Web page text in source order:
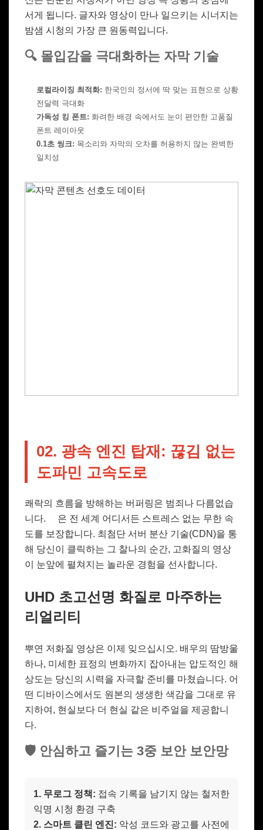
서게 됩니다. 글자와 영상이 만나 일으키는 시너지는
밤샘 시청의 가장 큰 원동력입니다.
🔍 몰입감을 극대화하는 자막 기술
로컬라이징 최적화: 한국인의 정서에 딱 맞는 표현으로 상황
전달력 극대화
가독성 킹 폰트: 화려한 배경 속에서도 눈이 편안한 고품질
폰트 레이아웃
0.1초 씽크: 목소리와 자막의 오차를 허용하지 않는 완벽한
일치성
02. 광속 엔진 탑재: 끊김 없는
도파민 고속도로
쾌락의 흐름을 방해하는 버퍼링은 범죄나 다름없습
니다.
은 전 세계 어디서든 스트레스 없는 무한 속
도를 보장합니다. 최첨단 서버 분산 기술(CDN)을 통
해 당신이 클릭하는 그 찰나의 순간, 고화질의 영상
이 눈앞에 펼쳐지는 놀라운 경험을 선사합니다.
UHD 초고선명 화질로 마주하는
리얼리티
뿌연 저화질 영상은 이제 잊으십시오. 배우의 땀방울
하나, 미세한 표정의 변화까지 잡아내는 압도적인 해
상도는 당신의 시력을 자극할 준비를 마쳤습니다. 어
떤 디바이스에서도 원본의 생생한 색감을 그대로 유
지하여, 현실보다 더 현실 같은 비주얼을 제공합니
다.
🛡️ 안심하고 즐기는 3중 보안 보안망
1. 무로그 정책: 접속 기록을 남기지 않는 철저한
익명 시청 환경 구축
2. 스마트 클린 엔진: 악성 코드와 광고를 사전에